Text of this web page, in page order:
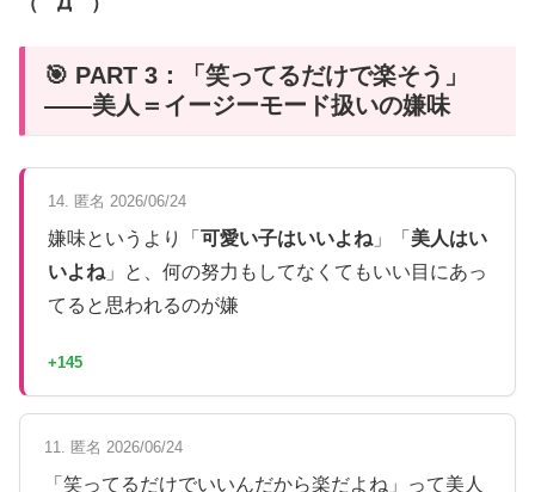
🎯 PART 3：「笑ってるだけで楽そう」
——美人＝イージーモード扱いの嫌味
14. 匿名 2026/06/24
嫌味というより「 可愛い子はいいよね 」「 美人はい
いよね 」と、何の努力もしてなくてもいい目にあっ
てると思われるのが嫌
+145
11. 匿名 2026/06/24
「笑ってるだけでいいんだから楽だよね」って美人